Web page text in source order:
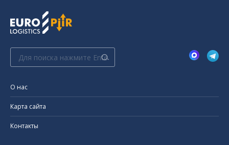
Поиск:
О нас
Карта сайта
Контакты